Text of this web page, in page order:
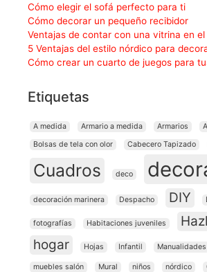
Cómo elegir el sofá perfecto para ti
Cómo decorar un pequeño recibidor
Ventajas de contar con una vitrina en el
5 Ventajas del estilo nórdico para
Cómo crear un cuarto de juegos para
Etiquetas
A medida Armario a medida Armarios
Bolsas de tela con olor
Cabecero Tapizado
Cuadros deco
decoración marinera Despacho DIY
fotografías Habitaciones juveniles
hogar
Hojas Infantil Manualidades
muebles salón Mural niños nórdico